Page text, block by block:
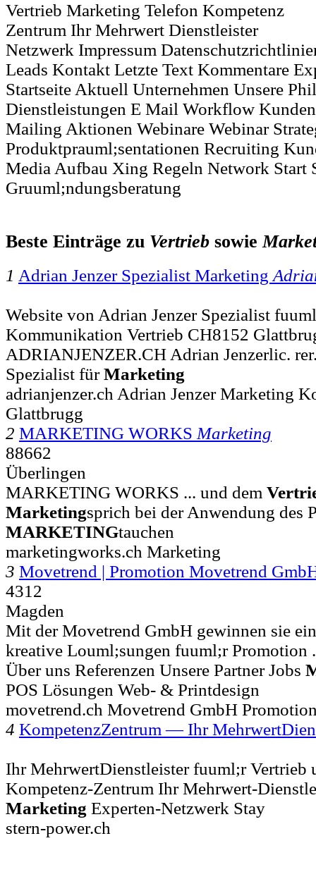
Vertrieb Marketing Telefon Kompetenz
Zentrum Ihr Mehrwert Dienstleister
Netzwerk Impressum
Leads Kontakt Letzte Text Kommentare
Startseite Aktuell Unternehmen Unsere
Dienstleistungen E Mail Workflow
Mailing Aktionen Webinare Webinar
Produktprauml;sentationen Recruiting
Media Aufbau Xing Regeln Network Start
Gruuml;ndungsberatung
Beste Einträge zu Vertrieb sowie
1 Adrian Jenzer Spezialist Marketing
Website von Adrian Jenzer Spezialist
Kommunikation Vertrieb CH8152
ADRIANJENZER.CH Adrian Jenzerlic.
Spezialist fürMarketing
adrianjenzer.ch Adrian Jenzer Marketing
Glattbrugg
2 MARKETING WORKS Marketing
88662
Überlingen
MARKETING WORKS ... und dem
Marketingsprich bei der Anwendung des
MARKETINGtauchen
marketingworks.ch Marketing
3 Movetrend | Promotion Movetrend
4312
Magden
Mit der Movetrend GmbH gewinnen sie
kreative Louml;sungen fuuml;r Promotion
Über uns Referenzen Unsere Partner Jobs
POS Lösungen Web- & Printdesign
movetrend.ch Movetrend GmbH
4 KompetenzZentrum — Ihr
Ihr MehrwertDienstleister fuuml;r Vertrieb
Kompetenz-Zentrum Ihr Mehrwert-
Marketing Experten-Netzwerk Stay
stern-power.ch